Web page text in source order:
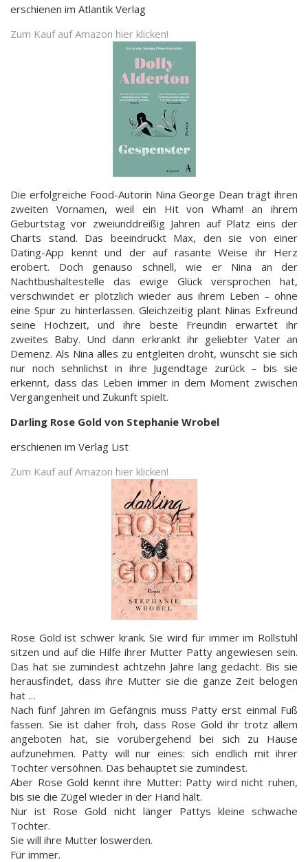
erschienen im Atlantik Verlag
Zum Kauf auf Amazon hier klicken!
Die erfolgreiche Food-Autorin Nina George Dean trägt ihren
zweiten Vornamen, weil ein Hit von Wham! an ihrem
Geburtstag vor zweiunddreißig Jahren auf Platz eins der
Charts stand. Das beeindruckt Max, den sie von einer
Dating-App kennt und der auf rasante Weise ihr Herz
erobert. Doch genauso schnell, wie er Nina an der
Nachtbushaltestelle das ewige Glück versprochen hat,
verschwindet er plötzlich wieder aus ihrem Leben – ohne
eine Spur zu hinterlassen. Gleichzeitig plant Ninas Exfreund
seine Hochzeit, und ihre beste Freundin erwartet ihr
zweites Baby. Und dann erkrankt ihr geliebter Vater an
Demenz. Als Nina alles zu entgleiten droht, wünscht sie sich
nur noch sehnlichst in ihre Jugendtage zurück–bis sie
erkennt, dass das Leben immer in dem Moment zwischen
Vergangenheit und Zukunft spielt.
Darling Rose Gold von Stephanie Wrobel
erschienen im Verlag List
Zum Kauf auf Amazon hier klicken!
Rose Gold ist schwer krank. Sie wird für immer im Rollstuhl
sitzen und auf die Hilfe ihrer Mutter Patty angewiesen sein.
Das hat sie zumindest achtzehn Jahre lang gedacht. Bis sie
herausfindet, dass ihre Mutter sie die ganze Zeit belogen
hat …
Nach fünf Jahren im Gefängnis muss Patty erst einmal Fuß
fassen. Sie ist daher froh, dass Rose Gold ihr trotz allem
angeboten hat, sie vorübergehend bei sich zu Hause
aufzunehmen. Patty will nur eines: sich endlich mit ihrer
Tochter versöhnen. Das behauptet sie zumindest.
Aber Rose Gold kennt ihre Mutter: Patty wird nicht ruhen,
bis sie die Zügel wieder in der Hand hält.
Nur ist Rose Gold nicht länger Pattys kleine schwache
Tochter.
Sie will ihre Mutter loswerden.
Für immer.